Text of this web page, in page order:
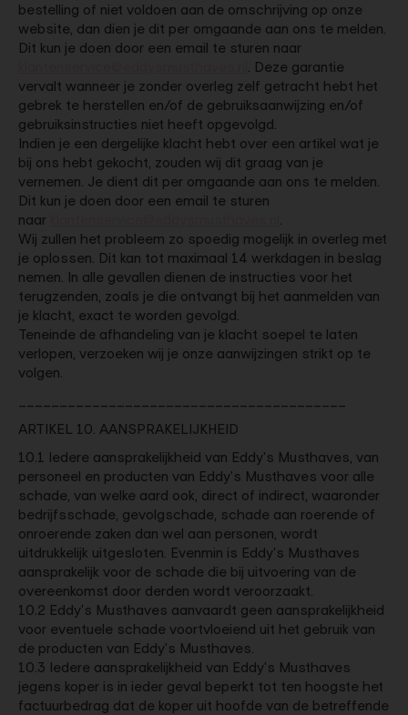
bestelling of niet voldoen aan de omschrijving op onze
website, dan dien je dit per omgaande aan ons te melden.
Dit kun je doen door een email te sturen naar
. Deze garantie
vervalt wanneer je zonder overleg zelf getracht hebt het
gebrek te herstellen en/of de gebruiksaanwijzing en/of
gebruiksinstructies niet heeft opgevolgd.
Indien je een dergelijke klacht hebt over een artikel wat je
bij ons hebt gekocht, zouden wij dit graag van je
vernemen. Je dient dit per omgaande aan ons te melden.
Dit kun je doen door een email te sturen
naar
.
Wij zullen het probleem zo spoedig mogelijk in overleg met
je oplossen. Dit kan tot maximaal 14 werkdagen in beslag
nemen. In alle gevallen dienen de instructies voor het
terugzenden, zoals je die ontvangt bij het aanmelden van
je klacht, exact te worden gevolgd.
Teneinde de afhandeling van je klacht soepel te laten
verlopen, verzoeken wij je onze aanwijzingen strikt op te
volgen.
ARTIKEL 10. AANSPRAKELIJKHEID
10.1 Iedere aansprakelijkheid van Eddy's Musthaves, van
personeel en producten van Eddy's Musthaves voor alle
schade, van welke aard ook, direct of indirect, waaronder
bedrijfsschade, gevolgschade, schade aan roerende of
onroerende zaken dan wel aan personen, wordt
uitdrukkelijk uitgesloten. Evenmin is Eddy's Musthaves
aansprakelijk voor de schade die bij uitvoering van de
overeenkomst door derden wordt veroorzaakt.
10.2 Eddy's Musthaves aanvaardt geen aansprakelijkheid
voor eventuele schade voortvloeiend uit het gebruik van
de producten van Eddy's Musthaves.
10.3 Iedere aansprakelijkheid van Eddy's Musthaves
jegens koper is in ieder geval beperkt tot ten hoogste het
factuurbedrag dat de koper uit hoofde van de betreffende